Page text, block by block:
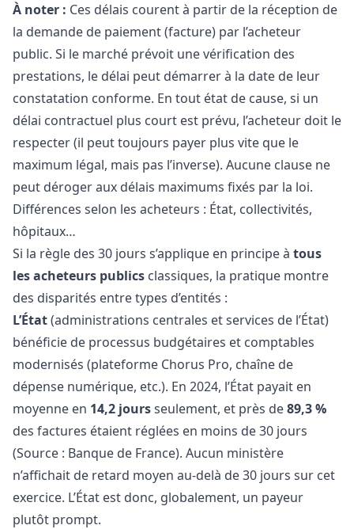
À noter : Ces délais courent à partir de la réception de
la demande de paiement (facture) par l’acheteur
public. Si le marché prévoit une vérification des
prestations, le délai peut démarrer à la date de leur
constatation conforme. En tout état de cause, si un
délai contractuel plus court est prévu, l’acheteur doit le
respecter (il peut toujours payer plus vite que le
maximum légal, mais pas l’inverse). Aucune clause ne
peut déroger aux délais maximums fixés par la loi.
Différences selon les acheteurs : État, collectivités,
hôpitaux…
Si la règle des 30 jours s’applique en principe à tous
les acheteurs publics classiques, la pratique montre
des disparités entre types d’entités :
L’État(administrations centrales et services de l’État)
bénéficie de processus budgétaires et comptables
modernisés (plateforme Chorus Pro, chaîne de
dépense numérique, etc.). En 2024, l’État payait en
moyenne en 14,2 joursseulement, et près de89,3 %
des factures étaient réglées en moins de 30 jours
(Source : Banque de France). Aucun ministère
n’affichait de retard moyen au-delà de 30 jours sur cet
exercice. L’État est donc, globalement, un payeur
plutôt prompt.